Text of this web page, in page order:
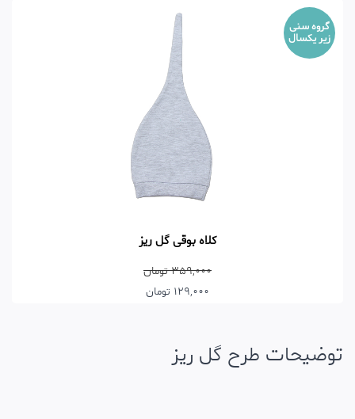
گروه سنی
زیر یکسال
کلاه بوقی گل ریز
359,000 تومان
129,000 تومان
توضیحات طرح گل ریز